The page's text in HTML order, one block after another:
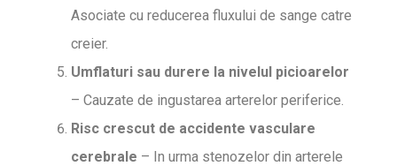
Asociate cu reducerea fluxului de sange catre
creier.
Umflaturi sau durere la nivelul picioarelor
– Cauzate de ingustarea arterelor periferice.
Risc crescut de accidente vasculare
cerebrale – In urma stenozelor din arterele